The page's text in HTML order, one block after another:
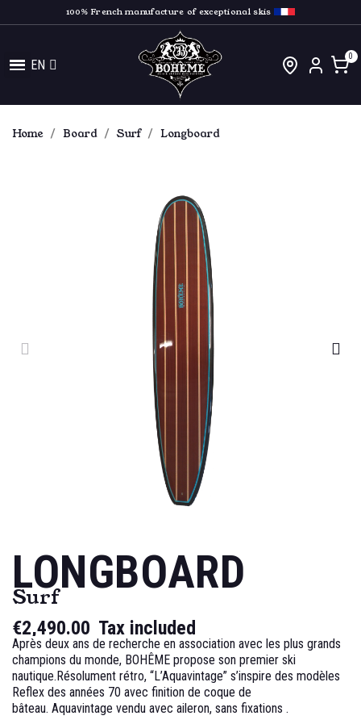
100% French manufacture of exceptional skis
EN
Home Board Surf Longboard
LONGBOARD
Surf
€2,490.00 Tax included
Après deux ans de recherche en association avec les plus grands
champions du monde, BOHÊME propose son premier ski
nautique.Résolument rétro, “L’Aquavintage” s’inspire des modèles
Reflex des années 70 avec finition de coque de
bâteau. Aquavintage vendu avec aileron, sans fixations .